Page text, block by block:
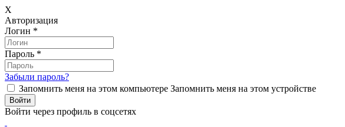
X
Авторизация
Логин *
Пароль *
Забыли пароль?
Запомнить меня на этом компьютере Запомнить меня на этом устройстве
Войти через профиль в соцсетях